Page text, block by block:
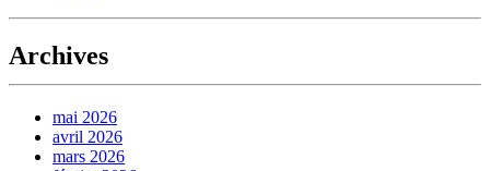
Archives
mai 2026
avril 2026
mars 2026